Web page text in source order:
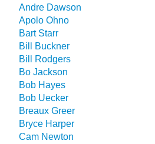
Andre Dawson
Apolo Ohno
Bart Starr
Bill Buckner
Bill Rodgers
Bo Jackson
Bob Hayes
Bob Uecker
Breaux Greer
Bryce Harper
Cam Newton